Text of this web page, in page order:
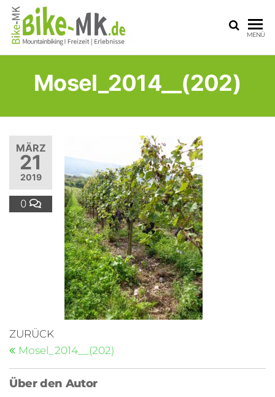
MK
Sauerland
MENÜ
Mosel_2014__(202)
MÄRZ
21
2019
0
ZURÜCK
Mosel_2014__(202)
Über den Autor